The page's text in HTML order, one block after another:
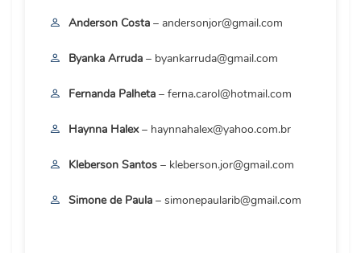
Anderson Costa – andersonjor@gmail.com
Byanka Arruda – byankarruda@gmail.com
Fernanda Palheta – ferna.carol@hotmail.com
Haynna Halex– haynnahalex@yahoo.com.br
Kleberson Santos – kleberson.jor@gmail.com
Simone de Paula – simonepaularib@gmail.com